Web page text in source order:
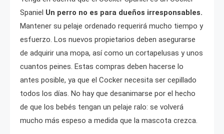
Spaniel Un perro no es para dueños irresponsables.
Mantener su pelaje ordenado requerirá mucho tiempo y
esfuerzo. Los nuevos propietarios deben asegurarse
de adquirir una mopa, así como un cortapelusas y unos
cuantos peines. Estas compras deben hacerse lo
antes posible, ya que el Cocker necesita ser cepillado
todos los días. No hay que desanimarse por el hecho
de que los bebés tengan un pelaje ralo: se volverá
mucho más espeso a medida que la mascota crezca.